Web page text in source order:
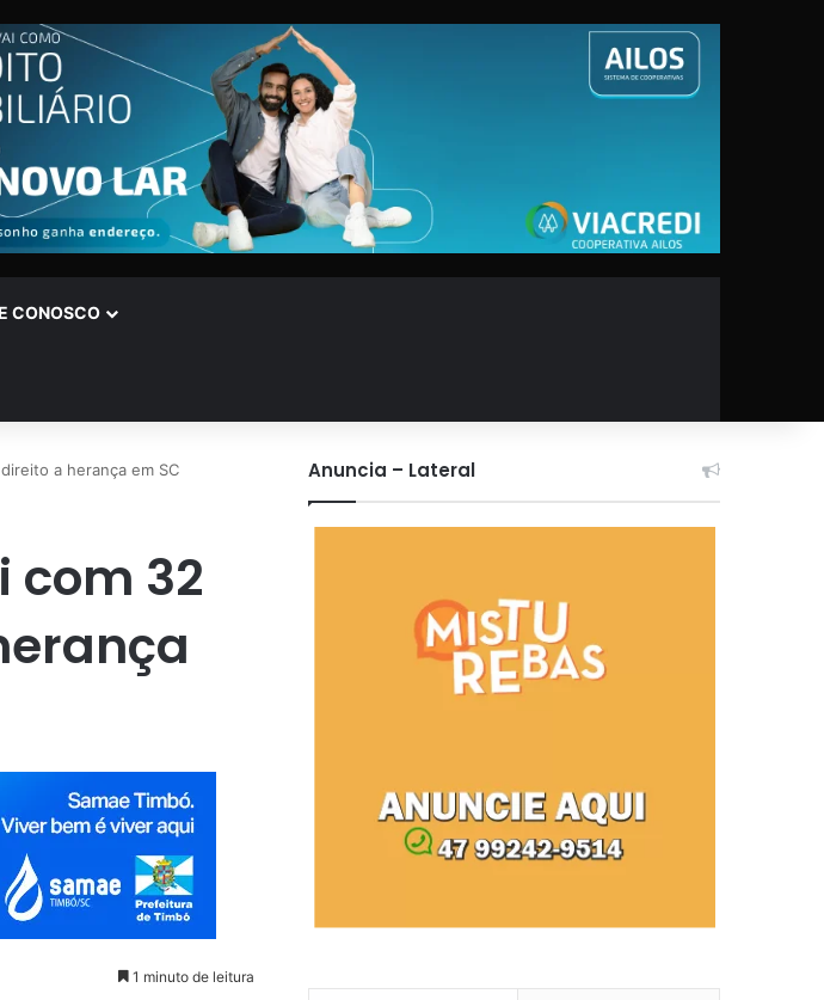
CONOSCO
a herança em SC
com 32
1 minuto de leitura
Anuncia – Lateral